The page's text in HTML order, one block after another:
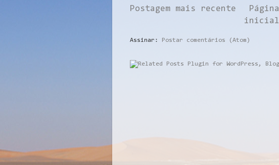
Postagem mais recente
Página
inicial
Assinar: Postar comentários (Atom)